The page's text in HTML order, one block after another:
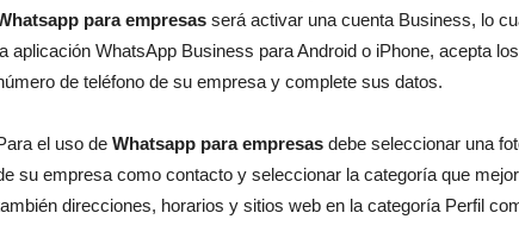
para empresas será activar una cuenta Business, lo
aplicación WhatsApp Business para Android o iPhone, acepta
de teléfono de su empresa y complete sus datos.
el uso de Whatsapp para empresas debe seleccionar una
su empresa como contacto y seleccionar la categoría que
direcciones, horarios y sitios web en la categoría Perfil